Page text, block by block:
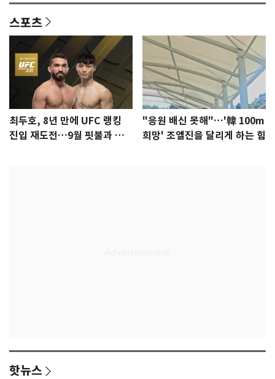
스포츠
최두호, 8년 만에 UFC 랭킹
진입 재도전…9월 핏불과 대
"응원 배신 못해"…'韓 100m
희망' 조엘진을 달리게 하는 힘
핫뉴스